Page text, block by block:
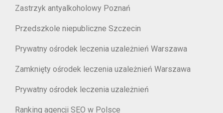
Zastrzyk antyalkoholowy Poznań
Przedszkole niepubliczne Szczecin
Prywatny ośrodek leczenia uzależnień Warszawa
Zamknięty ośrodek leczenia uzależnień Warszawa
Prywatny ośrodek leczenia uzależnień
Ranking agencji SEO w Polsce